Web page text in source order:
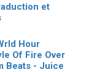
et
Hour
Of Fire Over
Beats - Juice